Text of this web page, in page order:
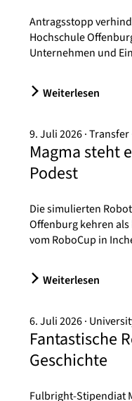
Antragsstopp
Hochschule
Unternehmen und
Weiterlesen
9. Juli 2026 Transfer
Magma steht
Podest
Die simulierten
Offenburg kehren
vom RoboCup in
Weiterlesen
6. Juli 2026
Fantastische
Geschichte
Fulbright-Stipendiat